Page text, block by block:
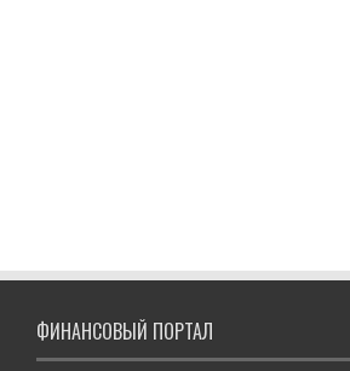
ФИНАНСОВЫЙ ПОРТАЛ